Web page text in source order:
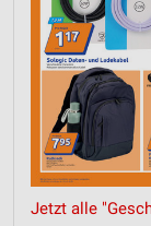
Jetzt alle